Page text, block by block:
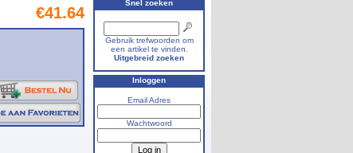
€41.64
Snel zoeken
Gebruik trefwoorden om
een artikel te vinden.
Uitgebreid zoeken
Inloggen
Email Adres
Wachtwoord